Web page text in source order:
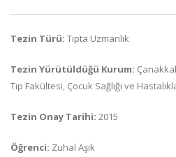
Tezin Türü: Tıpta Uzmanlık
Tezin Yürütüldüğü Kurum:
Tıp Fakültesi, Çocuk Sağlığı ve
Tezin Onay Tarihi: 2015
Öğrenci: Zuhal Aşık